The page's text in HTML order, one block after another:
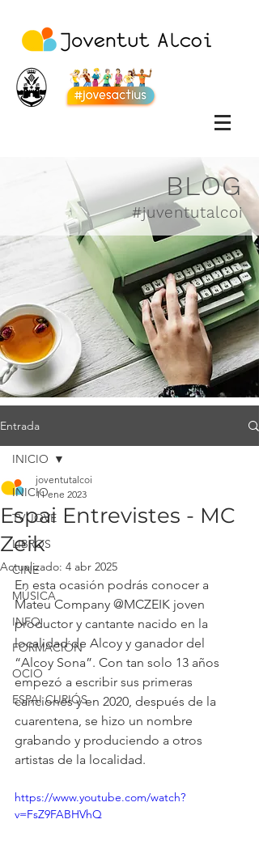
BLOG
#juventutalcoi
Entrada
INICIO
TV JOVE
LIBROS
CINE
MÚSICA
INFO
FORMACIÓN
OCIO
ESPAI CURIÓS
INICIO
Espai Entrevistes - MC
Zeik
joventutalcoi
11 ene 2023
Actualizado: 4 abr 2025
En esta ocasión podrás conocer a
Mateu Company @MCZEIK joven
productor y cantante nacido en la
localidad de Alcoy y ganador del
“Alcoy Sona”. Con tan solo 13 años
empezó a escribir sus primeras
canciones y en 2020, después de la
cuarentena, se hizo un nombre
grabando y produciendo a otros
artistas de la localidad.
https://www.youtube.com/watch?
v=FsZ9FABHVhQ